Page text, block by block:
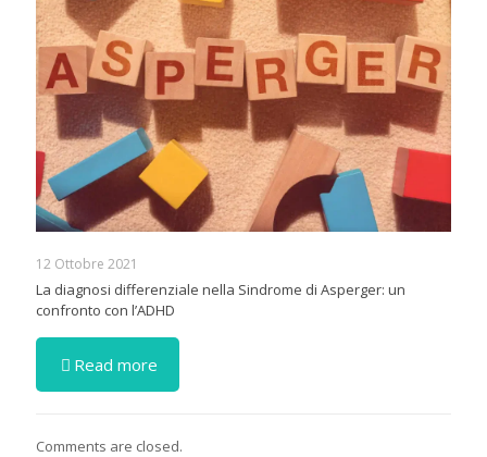
12 Ottobre 2021
La diagnosi differenziale nella Sindrome di Asperger: un
confronto con l’ADHD
Read more
Comments are closed.